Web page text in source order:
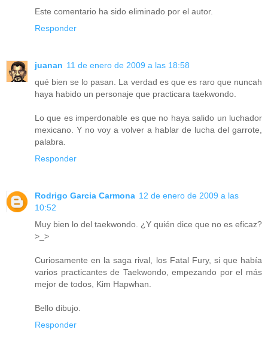
Este comentario ha sido eliminado por el autor.
Responder
juanan 11 de enero de 2009 a las 18:58
qué bien se lo pasan. La verdad es que es raro que nuncah
haya habido un personaje que practicara taekwondo.
Lo que es imperdonable es que no haya salido un luchador
mexicano. Y no voy a volver a hablar de lucha del garrote,
palabra.
Responder
Rodrigo Garcia Carmona 12 de enero de 2009 a las
10:52
Muy bien lo del taekwondo. ¿Y quién dice que no es eficaz?
>_>
Curiosamente en la saga rival, los Fatal Fury, si que había
varios practicantes de Taekwondo, empezando por el más
mejor de todos, Kim Hapwhan.
Bello dibujo.
Responder